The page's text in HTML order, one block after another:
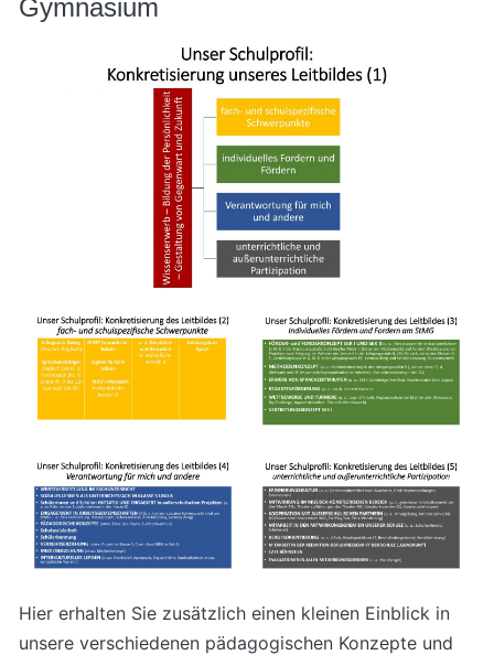
Gymnasium
Hier erhalten Sie zusätzlich einen kleinen Einblick in
unsere verschiedenen pädagogischen Konzepte und